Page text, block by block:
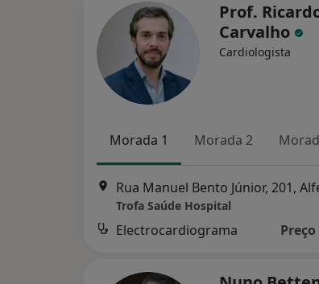
Prof.
Carvalho
Cardiologista
Morada 1 Morada 2
Rua Manuel Bento Júnior, 201,
Trofa Saúde Hospital
Electrocardiograma